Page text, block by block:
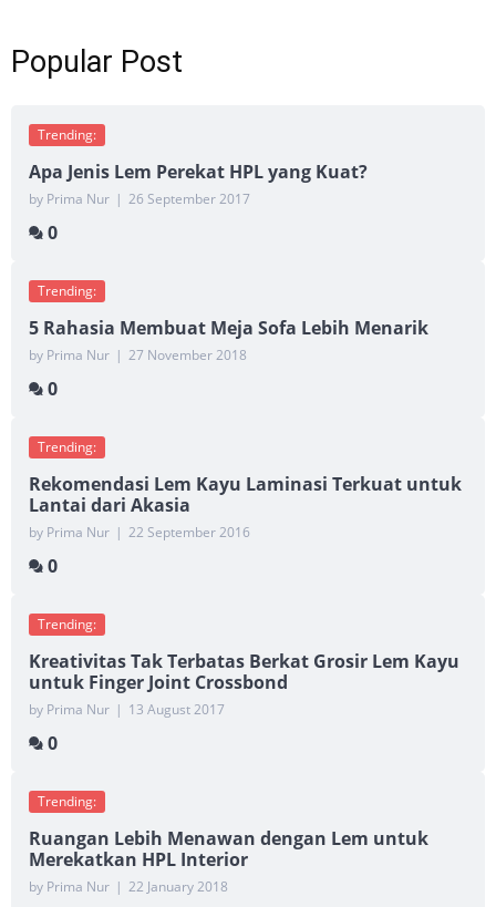
Popular Post
Trending:
Apa Jenis Lem Perekat HPL yang Kuat?
by Prima Nur | 26 September 2017
0
Trending:
5 Rahasia Membuat Meja Sofa Lebih Menarik
by Prima Nur | 27 November 2018
0
Trending:
Rekomendasi Lem Kayu Laminasi Terkuat untuk
Lantai dari Akasia
by Prima Nur | 22 September 2016
0
Trending:
Kreativitas Tak Terbatas Berkat Grosir Lem Kayu
untuk Finger Joint Crossbond
by Prima Nur | 13 August 2017
0
Trending:
Ruangan Lebih Menawan dengan Lem untuk
Merekatkan HPL Interior
by Prima Nur | 22 January 2018